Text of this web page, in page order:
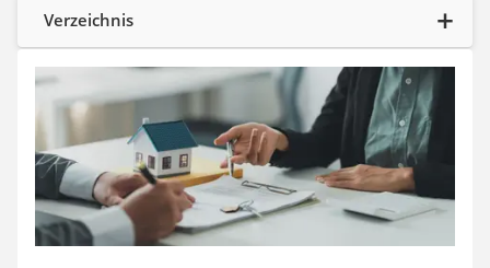
Aluleiter
Tiefengrund
LED-Beamer
Video-Türsprechanlage
Verzeichnis